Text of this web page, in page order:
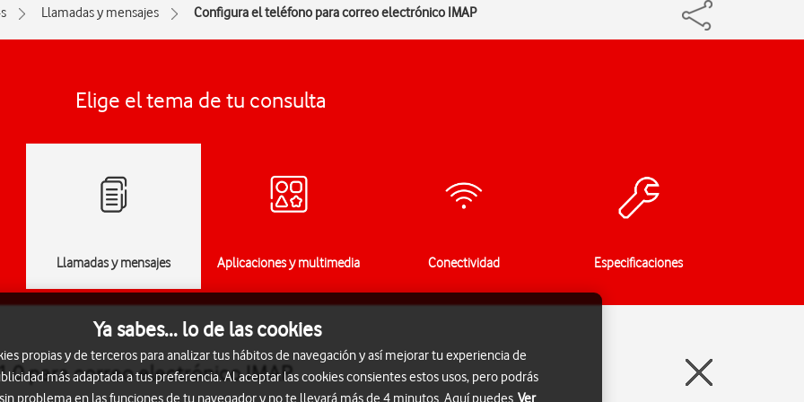
Llamadas y mensajes Configura el teléfono para correo electrónico IMAP
Elige el tema de tu consulta
Llamadas y mensajes Aplicaciones y multimedia Conectividad Especificaciones
para correo electrónico IMAP
Ya sabes... lo de las cookies
propias y de terceros para analizar tus hábitos de navegación y así mejorar tu experiencia de
más adaptada a tus preferencia. Al aceptar las cookies consientes estos usos, pero podrás
problema en las funciones de tu navegador y no te llevará más de 4 minutos. Aquí puedes Ver